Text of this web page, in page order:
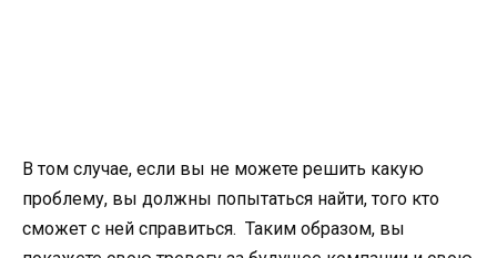
В том случае, если вы не можете решить какую
проблему, вы должны попытаться найти, того кто
сможет с ней справиться. Таким образом, вы